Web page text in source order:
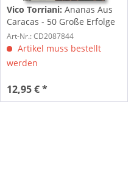
Vico Torriani: Ananas Aus
Caracas - 50 Große Erfolge
(2-CD)
Art-Nr.: CD2087844
Artikel muss bestellt
werden
12,95 € *